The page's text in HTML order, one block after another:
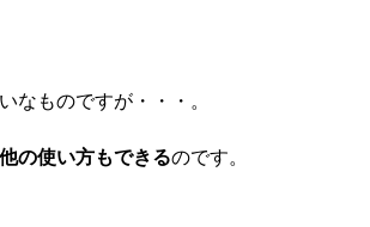
なものですが・・・。
他の使い方もできるのです。